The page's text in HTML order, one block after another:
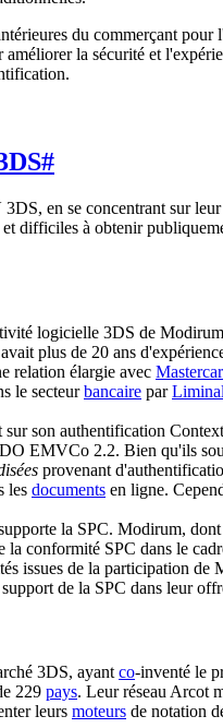
du commerçant pour
la sécurité et
#
en se concentrant sur
à obtenir
logicielle 3DS de
plus de 20 ans
relation élargie avec
le secteurbancaire parLiminal
sur son authentification
EMVCo 2.2. Bien qu'ils
provenant
les documents en ligne.
la SPC. Modirum,
conformité SPC dans le
issues de la participation
de la SPC dans leur
3DS, ayant co-inventé le
229 pays. Leur réseau Arcot
leurs moteurs de notation